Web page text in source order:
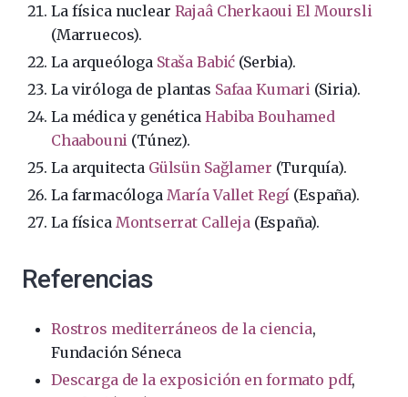
La física nuclear Rajaâ Cherkaoui El Moursli
(Marruecos).
La arqueóloga Staša Babić (Serbia).
La viróloga de plantas Safaa Kumari (Siria).
La médica y genéticaHabiba Bouhamed
Chaabouni (Túnez).
La arquitecta Gülsün Sağlamer (Turquía).
La farmacóloga María Vallet Regí (España).
La física Montserrat Calleja (España).
Referencias
Rostros mediterráneos de la ciencia,
Fundación Séneca
Descarga de la exposición en formato pdf,